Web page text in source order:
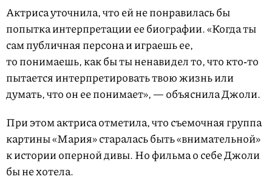
Актриса уточнила, что ей не понравилась бы
попытка интерпретации ее биографии. «Когда ты
сам публичная персона и играешь ее,
то понимаешь, как бы ты ненавидел то, что кто‑то
пытается интерпретировать твою жизнь или
думать, что он ее понимает», — объяснила Джоли.
При этом актриса отметила, что съемочная группа
картины «Мария» старалась быть «внимательной»
к истории оперной дивы. Но фильма о себе Джоли
бы не хотела.